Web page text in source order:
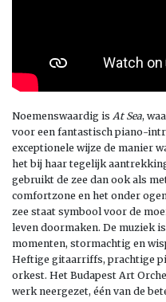
Noemenswaardig is At Sea,
voor een fantastisch piano-
exceptionele wijze de manier
het bij haar tegelijk
gebruikt de zee dan ook als
comfortzone en het onder
zee staat symbool voor de
leven doormaken. De muziek
momenten, stormachtig en
Heftige gitaarriffs, prachtige
orkest. Het Budapest Art
werk neergezet, één van de